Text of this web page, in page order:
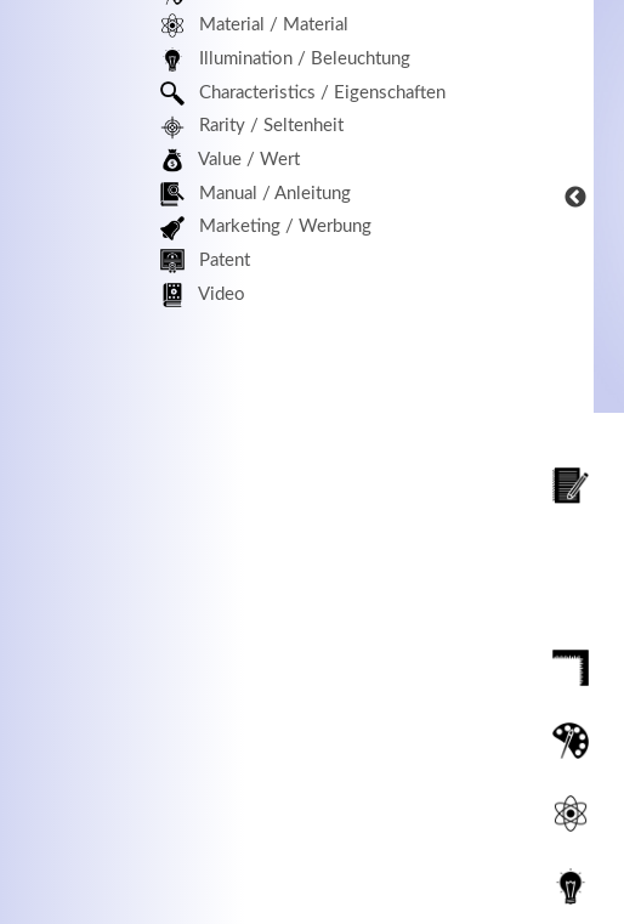
Material / Material
Illumination / Beleuchtung
Characteristics / Eigenschaften
Rarity / Seltenheit
Value / Wert
Manual / Anleitung
Marketing / Werbung
Patent
Video
MEHR INFOS
Kontaktdaten